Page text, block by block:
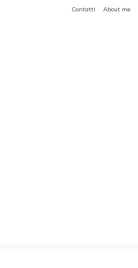
Contatti About me